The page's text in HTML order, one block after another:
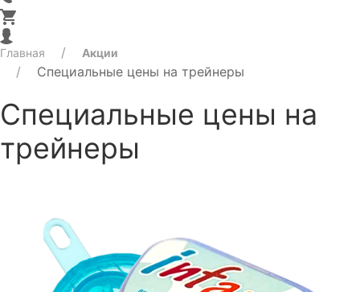
Главная Акции
Специальные цены на трейнеры
Специальные цены на
трейнеры